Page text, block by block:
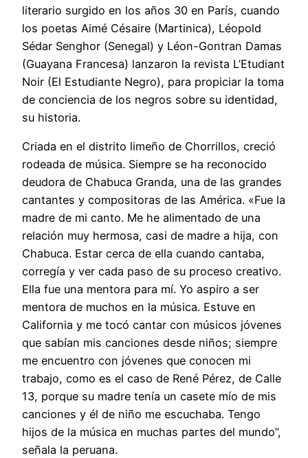
literario surgido en los años 30 en París, cuando
los poetas Aimé Césaire (Martinica), Léopold
Sédar Senghor (Senegal) y Léon-Gontran Damas
(Guayana Francesa) lanzaron la revista L’Etudiant
Noir (El Estudiante Negro), para propiciar la toma
de conciencia de los negros sobre su identidad,
su historia.
Criada en el distrito limeño de Chorrillos, creció
rodeada de música. Siempre se ha reconocido
deudora de Chabuca Granda, una de las grandes
cantantes y compositoras de las América. «Fue la
madre de mi canto. Me he alimentado de una
relación muy hermosa, casi de madre a hija, con
Chabuca. Estar cerca de ella cuando cantaba,
corregía y ver cada paso de su proceso creativo.
Ella fue una mentora para mí. Yo aspiro a ser
mentora de muchos en la música. Estuve en
California y me tocó cantar con músicos jóvenes
que sabían mis canciones desde niños; siempre
me encuentro con jóvenes que conocen mi
trabajo, como es el caso de René Pérez, de Calle
13, porque su madre tenía un casete mío de mis
canciones y él de niño me escuchaba. Tengo
hijos de la música en muchas partes del mundo”,
señala la peruana.